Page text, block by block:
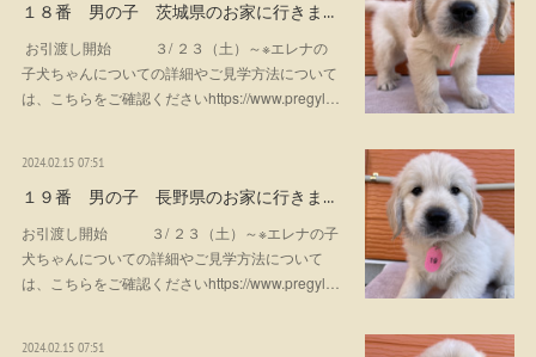
１８番 男の子 茨城県のお家に行きま…
お引渡し開始 ３/ ２３（土）～※エレナの
子犬ちゃんについての詳細やご見学方法について
は、こちらをご確認くださいhttps://www.pregyl…
2024.02.15 07:51
１９番 男の子 長野県のお家に行きま…
お引渡し開始 ３/ ２３（土）～※エレナの子
犬ちゃんについての詳細やご見学方法について
は、こちらをご確認くださいhttps://www.pregyl…
2024.02.15 07:51